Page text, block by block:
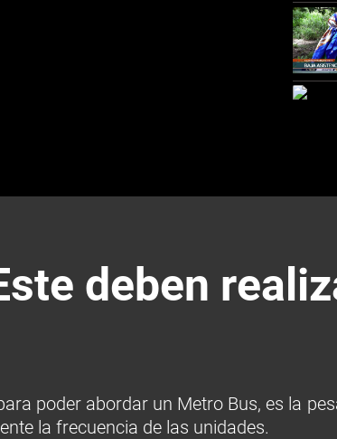
deben
poder abordar un Metro Bus, es la
la frecuencia de las unidades.